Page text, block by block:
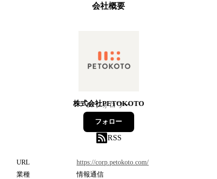
会社概要
株式会社PETOKOTO
97フォロワー
フォロー
RSS
URL
https://corp.petokoto.com/
業種
情報通信